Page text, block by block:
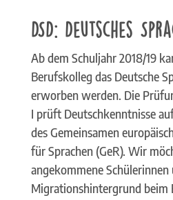
DSD: Deutsches
Ab dem Schuljahr 2018/19
Berufskolleg das Deutsche
erworben werden. Die
I prüft Deutschkenntnisse
des Gemeinsamen
für Sprachen (GeR). Wir
angekommene
Migrationshintergrund beim